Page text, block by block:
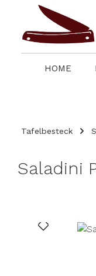
Zur
HOME
Tafelbesteck
Saladini
Bildergalerie